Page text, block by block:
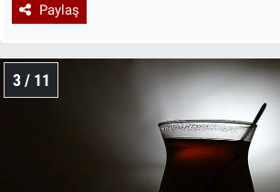
Paylaş
3 / 11